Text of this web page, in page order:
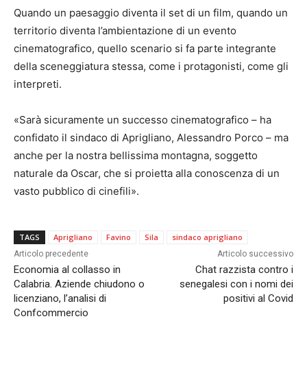
Quando un paesaggio diventa il set di un film, quando un
territorio diventa l’ambientazione di un evento
cinematografico, quello scenario si fa parte integrante
della sceneggiatura stessa, come i protagonisti, come gli
interpreti.
«Sarà sicuramente un successo cinematografico – ha
confidato il sindaco di Aprigliano, Alessandro Porco – ma
anche per la nostra bellissima montagna, soggetto
naturale da Oscar, che si proietta alla conoscenza di un
vasto pubblico di cinefili».
TAGS Aprigliano Favino Sila sindaco aprigliano
Articolo precedente
Economia al collasso in
Calabria. Aziende chiudono o
licenziano, l’analisi di
Confcommercio
Articolo successivo
Chat razzista contro i
senegalesi con i nomi dei
positivi al Covid